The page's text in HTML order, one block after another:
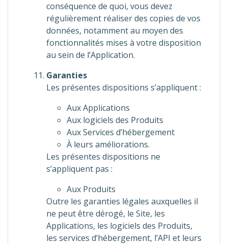
conséquence de quoi, vous devez
régulièrement réaliser des copies de vos
données, notamment au moyen des
fonctionnalités mises à votre disposition
au sein de l’Application.
Garanties
Les présentes dispositions s’appliquent :
Aux Applications
Aux logiciels des Produits
Aux Services d’hébergement
À leurs améliorations.
Les présentes dispositions ne
s’appliquent pas :
Aux Produits
Outre les garanties légales auxquelles il
ne peut être dérogé, le Site, les
Applications, les logiciels des Produits,
les services d’hébergement, l’API et leurs